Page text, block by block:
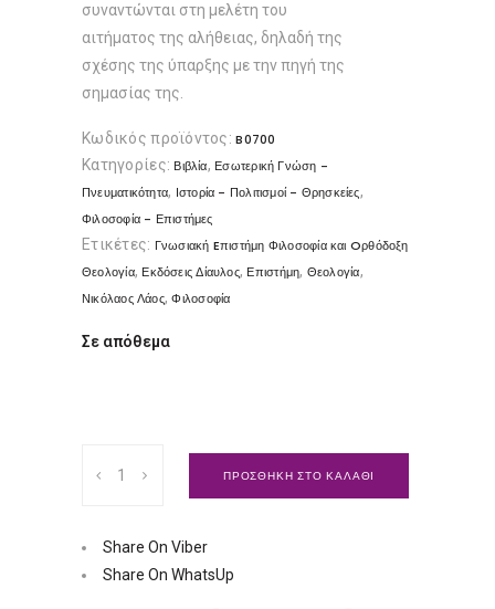
συναντώνται στη μελέτη του
αιτήματος της αλήθειας, δηλαδή της
σχέσης της ύπαρξης με την πηγή της
σημασίας της.
Κωδικός προϊόντος:B0700
Κατηγορίες: Βιβλία, Εσωτερική Γνώση -
Πνευματικότητα, Ιστορία - Πολιτισμοί - Θρησκείες,
Φιλοσοφία - Επιστήμες
Ετικέτες: Γνωσιακή Eπιστήμη Φιλοσοφία και Oρθόδοξη
Θεολογία, Εκδόσεις Δίαυλος, Επιστήμη, Θεολογία,
Νικόλαος Λάος,Φιλοσοφία
Σε απόθεμα
Eπιστήμη,
και
Oρθόδοξη
ΠΡΟΣΘΗΚΗ ΣΤΟ ΚΑΛΑΘΙ
Share On Viber
Share On WhatsUp